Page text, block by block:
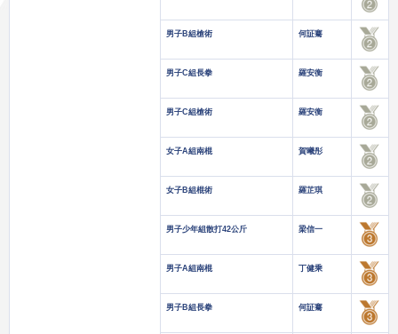
男子B組槍術 何証騫
男子C組長拳 羅安衡
男子C組槍術 羅安衡
女子A組南棍 賀曦彤
女子B組棍術 羅芷琪
男子少年組散打42公斤 梁信一
男子A組南棍 丁健乘
男子B組長拳 何証騫